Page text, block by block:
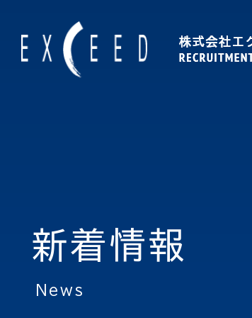
新着情報
news